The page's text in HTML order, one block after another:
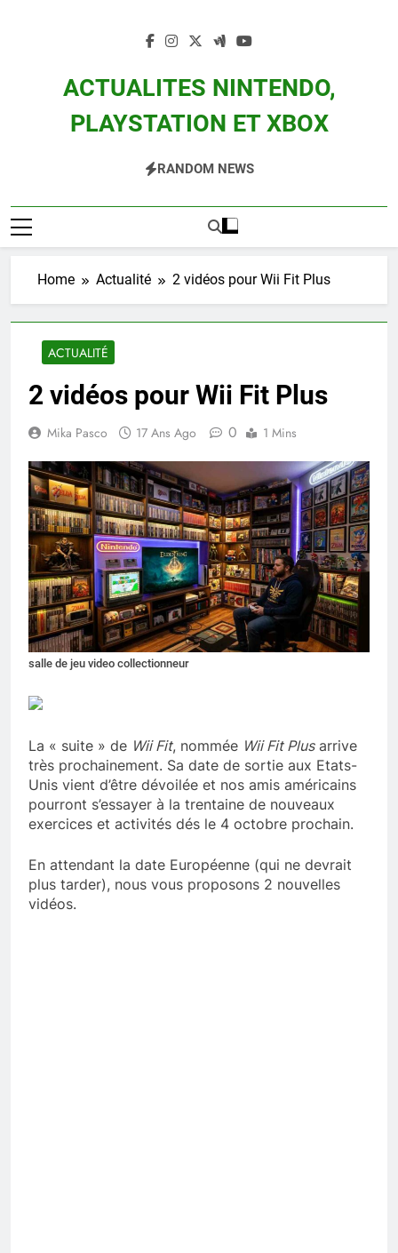
ACTUALITES NINTENDO,
PLAYSTATION ET XBOX
Zelda, Splatoon, Pokemon Entre Autres
RANDOM NEWS
Home Actualité 2 vidéos pour Wii Fit Plus
ACTUALITÉ
2 vidéos pour Wii Fit Plus
Mika Pasco 17 Ans Ago 0 1 Mins
salle de jeu video collectionneur
La « suite » de Wii Fit, nommée Wii Fit Plusarrive
très prochainement. Sa date de sortie aux Etats-
Unis vient d’être dévoilée et nos amis américains
pourront s’essayer à la trentaine de nouveaux
exercices et activités dés le 4 octobre prochain.
En attendant la date Européenne (qui ne devrait
plus tarder), nous vous proposons 2 nouvelles
vidéos.